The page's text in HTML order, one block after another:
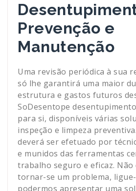
Prevenção e
Manutenção
Uma revisão periódica à sua
só lhe garantirá uma maior
estrutura e gastos futuros
SoDesentope
para si, disponíveis várias
inspeção e limpeza
deverá ser efetuado por
e munidos das ferramentas
trabalho seguro e eficaz. Não
tornar-se um problema,
podermos apresentar uma